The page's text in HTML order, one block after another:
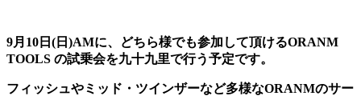
9月10日(日)AMに、どちら様でも参加して頂けるORANM
TOOLS の試乗会を九十九里で行う予定です。
フィッシュやミッド・ツインザーなど多様なORANMのサー